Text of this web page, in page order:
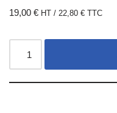
19,00 € HT / 22,80 € TTC